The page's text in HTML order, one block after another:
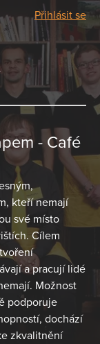
Přihlásit se
- Café
kteří nemají
své místo
Cílem
a pracují lidé
Možnost
podporuje
dochází
zkvalitnění